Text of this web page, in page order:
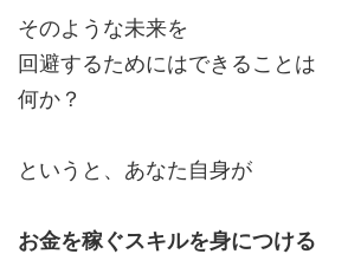
そのような未来を
回避するためにはできることは
何か？
というと、あなた自身が
お金を稼ぐスキルを身につける